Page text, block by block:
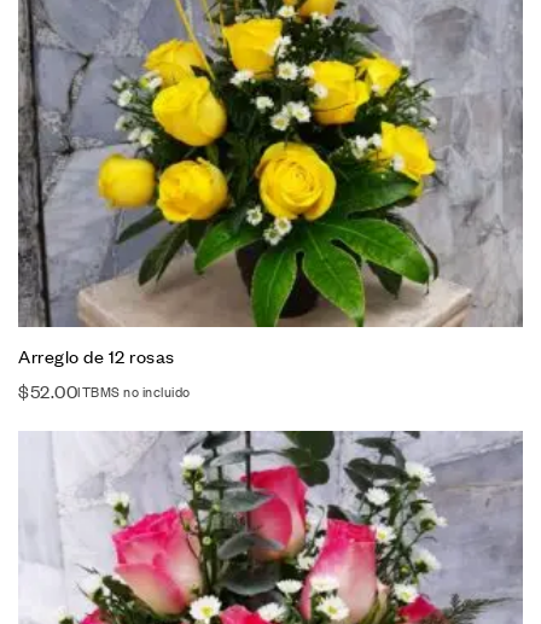
Arreglo de 12 rosas
$52.00ITBMS no incluido